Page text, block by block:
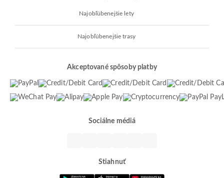
Najobľúbenejšie lety
Najobľúbenejšie trasy
Akceptované spôsoby platby
Sociálne médiá
Stiahnuť